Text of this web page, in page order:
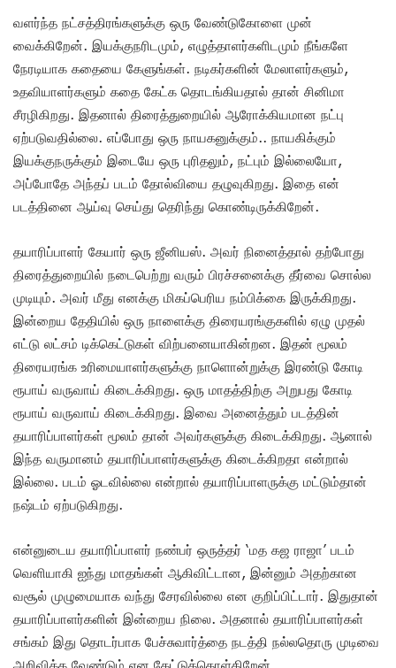
வளர்ந்த நட்சத்திரங்களுக்கு ஒரு வேண்டுகோளை முன்
வைக்கிறேன். இயக்குநரிடமும், எழுத்தாளர்களிடமும் நீங்களே
நேரடியாக கதையை கேளுங்கள். நடிகர்களின் மேலாளர்களும்,
உதவியாளர்களும் கதை கேட்க தொடங்கியதால் தான் சினிமா
சீரழிகிறது. இதனால் திரைத்துறையில் ஆரோக்கியமான நட்பு
ஏற்படுவதில்லை. எப்போது ஒரு நாயகனுக்கும்.. நாயகிக்கும்
இயக்குநருக்கும் இடையே ஒரு புரிதலும், நட்பும் இல்லையோ,
அப்போதே அந்தப் படம் தோல்வியை தழுவுகிறது. இதை என்
படத்தினை ஆய்வு செய்து தெரிந்து கொண்டிருக்கிறேன்.
தயாரிப்பாளர் கேயார் ஒரு ஜீனியஸ். அவர் நினைத்தால் தற்போது
திரைத்துறையில் நடைபெற்று வரும் பிரச்சனைக்கு தீர்வை சொல்ல
முடியும். அவர் மீது எனக்கு மிகப்பெரிய நம்பிக்கை இருக்கிறது.
இன்றைய தேதியில் ஒரு நாளைக்கு திரையரங்குகளில் ஏழு முதல்
எட்டு லட்சம் டிக்கெட்டுகள் விற்பனையாகின்றன.‌ இதன் மூலம்
திரையரங்க உரிமையாளர்களுக்கு நாளொன்றுக்கு இரண்டு கோடி
ரூபாய் வருவாய் கிடைக்கிறது. ஒரு மாதத்திற்கு அறுபது கோடி
ரூபாய் வருவாய் கிடைக்கிறது. இவை அனைத்தும் படத்தின்
தயாரிப்பாளர்கள் மூலம் தான் அவர்களுக்கு கிடைக்கிறது. ஆனால்
இந்த வருமானம் தயாரிப்பாளர்களுக்கு கிடைக்கிறதா என்றால்
இல்லை. படம் ஓடவில்லை என்றால் தயாரிப்பாளருக்கு மட்டும்தான்
நஷ்டம் ஏற்படுகிறது.
என்னுடைய தயாரிப்பாளர் நண்பர் ஒருத்தர் ‘மத கஜ ராஜா’ படம்
வெளியாகி ஐந்து மாதங்கள் ஆகிவிட்டான, இன்னும் அதற்கான
வசூல் முழுமையாக வந்து சேரவில்லை என குறிப்பிட்டார். இதுதான்
தயாரிப்பாளர்களின் இன்றைய நிலை. அதனால் தயாரிப்பாளர்கள்
சங்கம் இது தொடர்பாக பேச்சுவார்த்தை நடத்தி நல்லதொரு முடிவை
அறிவிக்க வேண்டும் என கேட்டுக்கொள்கிறேன்.